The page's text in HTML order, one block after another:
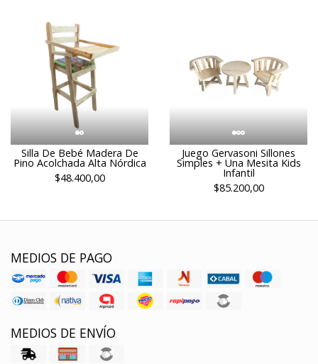
Silla De Bebé Madera De
Pino Acolchada Alta Nórdica
$48.400,00
Juego Gervasoni Sillones
Simples + Una Mesita Kids
Infantil
$85.200,00
MEDIOS DE PAGO
MEDIOS DE ENVÍO